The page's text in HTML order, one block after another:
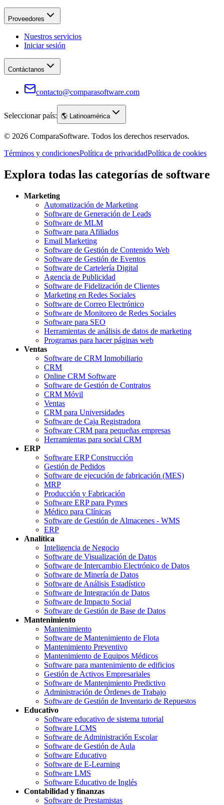
Proveedores
Nuestros servicios
Iniciar sesión
Contáctanos
contacto@comparasoftware.com
Seleccionar país: 🌎 Latinoamérica
© 2026 ComparaSoftware. Todos los derechos reservados.
Términos y condicionesPolítica de privacidadPolítica de cookies
Explora todas las categorías de software
Marketing
Automatización de Marketing
Software de Generación de Leads
Software de MLM
Software para Afiliados
Email Marketing
Software de Gestión de Contenido Web
Software de Gestión de Eventos
Software de Cartelería Digital
Agencia de Publicidad
Software de Fidelización de Clientes
Marketing en Redes Sociales
Software de Correo Electrónico
Software de Monitoreo de Redes Sociales
Software para SEO
Herramientas de análisis de datos de marketing
Programas para hacer páginas web
Ventas
Software de CRM Inmobiliario
CRM
Online CRM Software
Software de Gestión de Contratos
CRM Móvil
Ventas
CRM para Universidades
Software de Caja Registradora
Software CRM para pequeñas empresas
Herramientas para social CRM
ERP
Software ERP Construcción
Gestión de Pedidos
Software de ejecución de fabricación (MES)
MRP
Producción y Fabricación
Software ERP para Pymes
Médico para Clínicas
Software de Gestión de Almacenes - WMS
ERP
Analítica
Inteligencia de Negocio
Software de Visualización de Datos
Software de Intercambio Electrónico de Datos
Software de Minería de Datos
Software de Análisis Estadístico
Software de Integración de Datos
Software de Impacto Social
Software de Gestión de Base de Datos
Mantenimiento
Mantenimiento
Software de Mantenimiento de Flota
Mantenimiento Preventivo
Mantenimiento de Equipos Médicos
Software para mantenimiento de edificios
Gestión de Activos Empresariales
Software de Mantenimiento Predictivo
Administración de Órdenes de Trabajo
Software de Gestión de Inventario de Repuestos
Educativo
Software educativo de sistema tutorial
Software LCMS
Software de Administración Escolar
Software de Gestión de Aula
Software Educativo
Software de E-Learning
Software LMS
Software Educativo de Inglés
Contabilidad y finanzas
Software de Prestamistas